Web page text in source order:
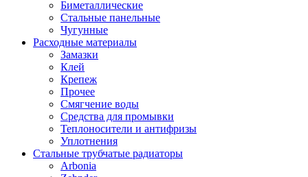
Биметаллические
Стальные панельные
Чугунные
Расходные материалы
Замазки
Клей
Крепеж
Прочее
Смягчение воды
Средства для промывки
Теплоносители и антифризы
Уплотнения
Стальные трубчатые радиаторы
Arbonia